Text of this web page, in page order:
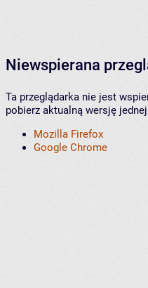
Niewspierana
Ta przeglądarka nie jest
pobierz aktualną wersję
Mozilla Firefox
Google Chrome